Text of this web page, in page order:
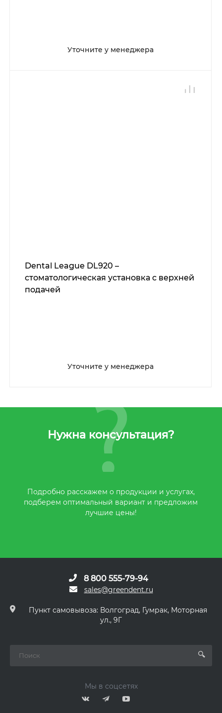
Уточните у менеджера
Dental League DL920 –
стоматологическая установка с верхней
подачей
Уточните у менеджера
Нужна консультация?
Подробно расскажем о продукции и услугах,
подберем оптимальный вариант и предложим
лучшие цены!
8 800 555-79-94
sales@greendent.ru
Пункт самовывоза: Волгоград, Гумрак, Моторная
ул., 9Г
Мы в соцсетях